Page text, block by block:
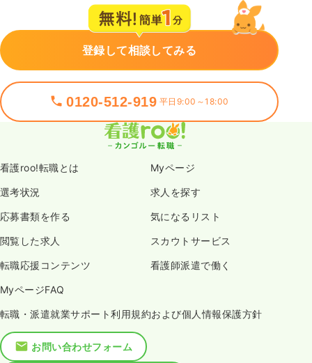
登録して相談してみる
0120-512-919 平日9:00～18:00
看護roo!転職とは Myページ
選考状況 求人を探す
応募書類を作る 気になるリスト
閲覧した求人 スカウトサービス
転職応援コンテンツ 看護師派遣で働く
MyページFAQ
転職・派遣就業サポート利用規約および個人情報保護方針
お問い合わせフォーム